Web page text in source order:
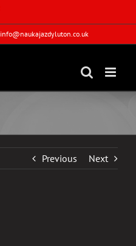
info@naukajazdyluton.co.uk
Previous Next